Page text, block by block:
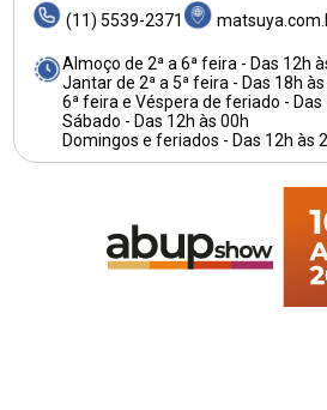
(11) 5539-2371
Almoço de 2ª a 6ª feira - Das 12h
Jantar de 2ª a 5ª feira - Das 18h
6ª feira e Véspera de feriado - Das
Sábado - Das 12h às 00h
Domingos e feriados - Das 12h às